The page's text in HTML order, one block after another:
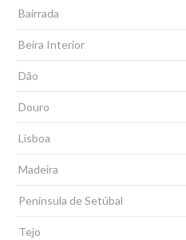
Bairrada
Beira Interior
Dão
Douro
Lisboa
Madeira
Península de Setúbal
Tejo